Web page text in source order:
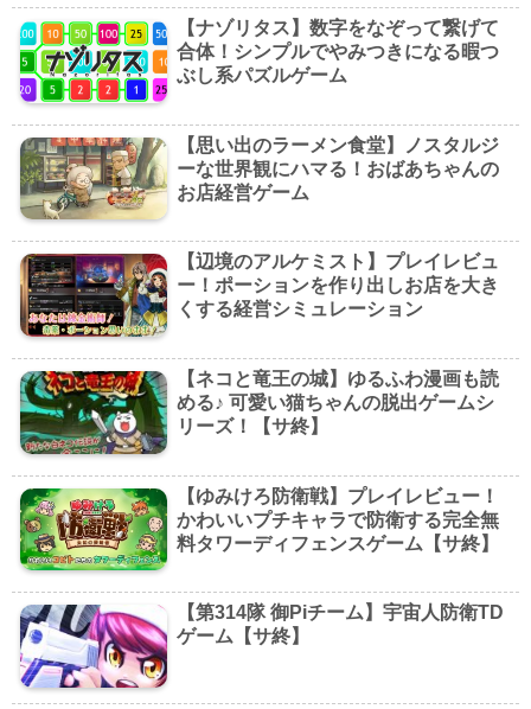
【ナゾリタス】数字をなぞって繋げて
合体！シンプルでやみつきになる暇つ
ぶし系パズルゲーム
【思い出のラーメン食堂】ノスタルジ
ーな世界観にハマる！おばあちゃんの
お店経営ゲーム
【辺境のアルケミスト】プレイレビュ
ー！ポーションを作り出しお店を大き
くする経営シミュレーション
【ネコと竜王の城】ゆるふわ漫画も読
める♪ 可愛い猫ちゃんの脱出ゲームシ
リーズ！【サ終】
【ゆみけろ防衛戦】プレイレビュー！
かわいいプチキャラで防衛する完全無
料タワーディフェンスゲーム【サ終】
【第314隊 御Piチーム】宇宙人防衛TD
ゲーム【サ終】